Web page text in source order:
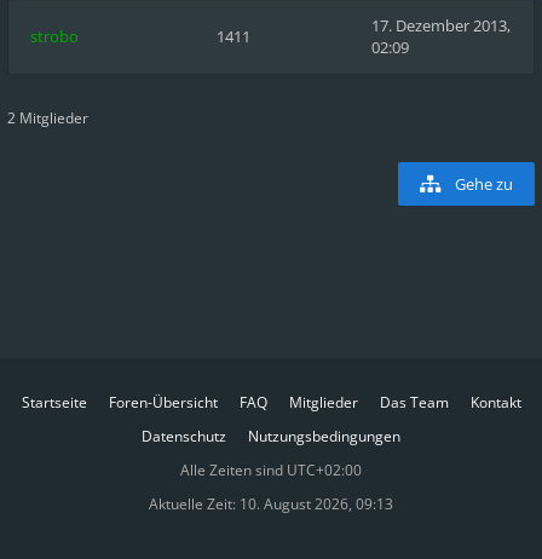
strobo 1411
17. Dezember 2013,
02:09
2 Mitglieder
Gehe zu
Startseite Foren-Übersicht FAQ Mitglieder Das Team
Kontakt
Datenschutz
Nutzungsbedingungen
Alle Zeiten sind UTC+02:00
Aktuelle Zeit: 10. August 2026, 09:13